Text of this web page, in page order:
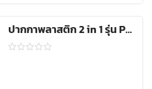
ปากกาพลาสติก 2 in 1 รุ่น PEN-0115